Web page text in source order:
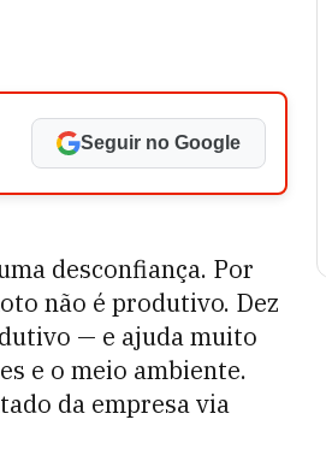
Seguir no Google
desconfiança. Por
não é produtivo. Dez
— e ajuda muito
e o meio ambiente.
da empresa via